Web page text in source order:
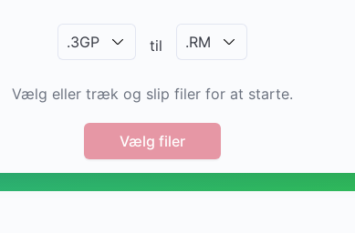
.3GP til .RM
Vælg eller træk og slip filer for at starte.
Vælg filer